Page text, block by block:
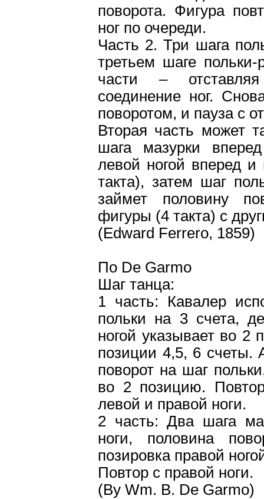
поворота. Фигура
ног по очереди.
Часть 2. Три шага
третьем шаге
части –
соединение ног.
поворотом, и пауза с
Вторая часть может
шага мазурки
левой ногой вперед и
такта), затем шаг
займет половину
фигуры (4 такта) с
(Edward Ferrero, 1859)
По De Garmo
Шаг танца:
1 часть: Кавалер
польки на 3 счета,
ногой указывает во 2
позиции 4,5, 6 счеты.
поворот на шаг
во 2 позицию.
левой и правой ноги.
2 часть: Два шага
ноги, половина
позировка правой
Повтор с правой ноги.
(By Wm. B. De Garmo)